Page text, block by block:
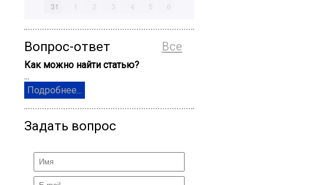
31
1 2 3 4 5 6
Все
Вопрос-ответ
Как можно найти статью?
...
Подробнее...
Задать вопрос